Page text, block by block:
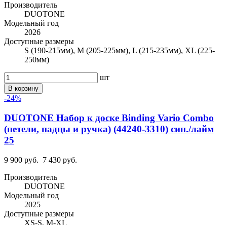
Производитель
DUOTONE
Модельный год
2026
Доступные размеры
S (190-215мм), M (205-225мм), L (215-235мм), XL (225-
250мм)
шт
В корзину
-24%
DUOTONE Набор к доске Binding Vario Combo
(петели, падцы и ручка) (44240-3310) син./лайм
25
9 900 руб. 7 430 руб.
Производитель
DUOTONE
Модельный год
2025
Доступные размеры
XS-S, M-XL